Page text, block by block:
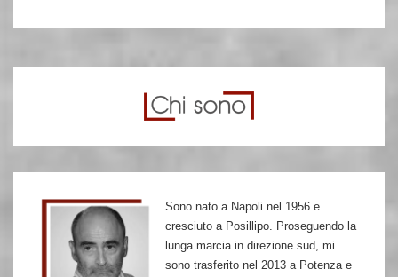
Magnaghi.
Sono nato a Napoli nel 1956 e
cresciuto a Posillipo. Proseguendo la
lunga marcia in direzione sud, mi
sono trasferito nel 2013 a Potenza e